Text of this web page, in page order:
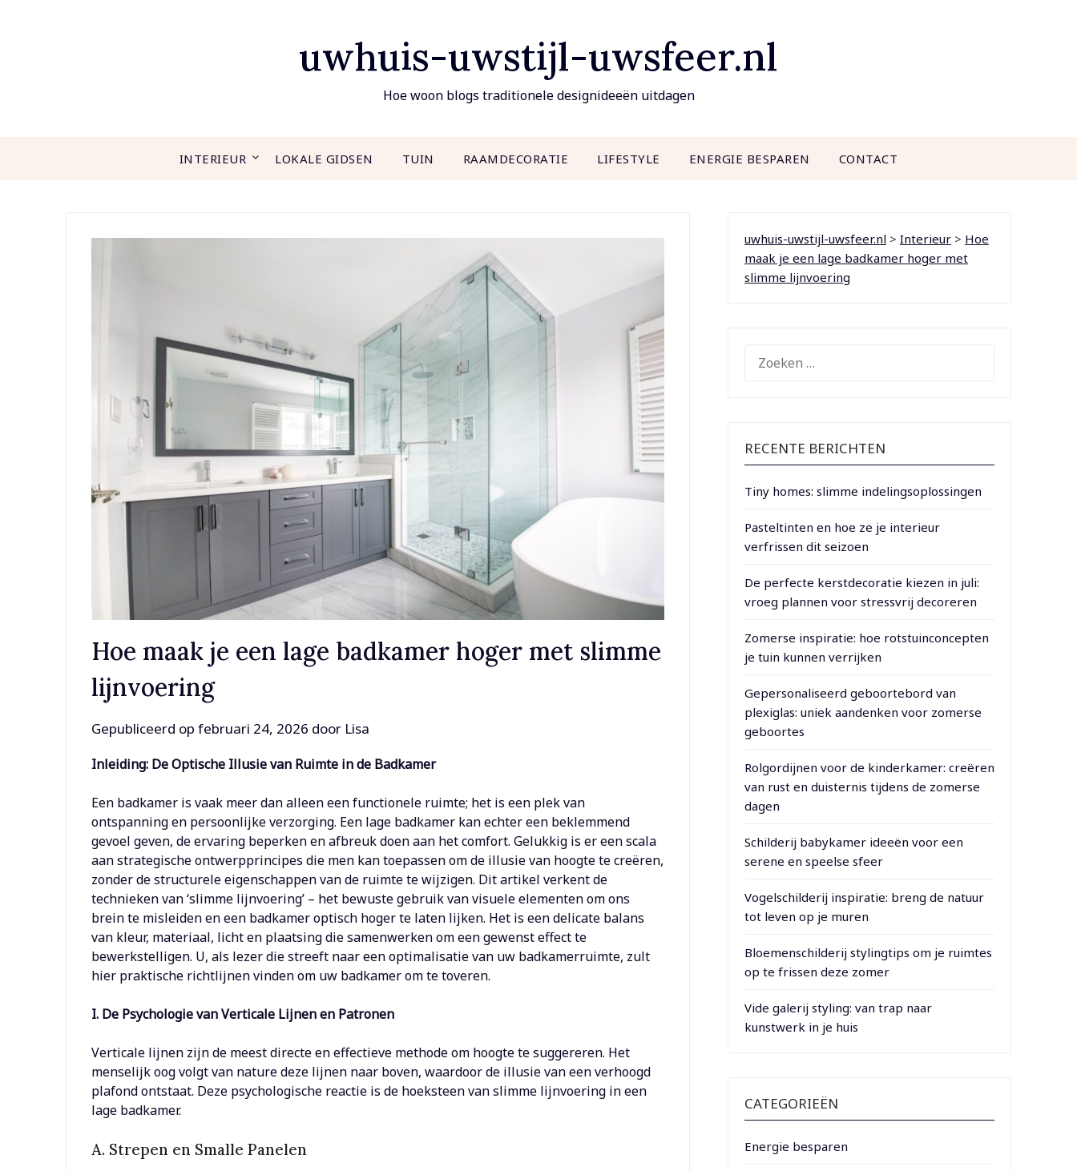
uwhuis-uwstijl-uwsfeer.nl
Hoe woon blogs traditionele designideeën uitdagen
INTERIEUR LOKALE GIDSEN TUIN RAAMDECORATIE LIFESTYLE ENERGIE BESPAREN CONTACT
Hoe maak je een lage badkamer hoger met slimme
lijnvoering
Gepubliceerd opfebruari 24, 2026 door Lisa
Inleiding: De Optische Illusie van Ruimte in de Badkamer
Een badkamer is vaak meer dan alleen een functionele ruimte; het is een plek van
ontspanning en persoonlijke verzorging. Een lage badkamer kan echter een beklemmend
gevoel geven, de ervaring beperken en afbreuk doen aan het comfort. Gelukkig is er een scala
aan strategische ontwerpprincipes die men kan toepassen om de illusie van hoogte te creëren,
zonder de structurele eigenschappen van de ruimte te wijzigen. Dit artikel verkent de
technieken van ‘slimme lijnvoering’ – het bewuste gebruik van visuele elementen om ons
brein te misleiden en een badkamer optisch hoger te laten lijken. Het is een delicate balans
van kleur, materiaal, licht en plaatsing die samenwerken om een gewenst effect te
bewerkstelligen. U, als lezer die streeft naar een optimalisatie van uw badkamerruimte, zult
hier praktische richtlijnen vinden om uw badkamer om te toveren.
I. De Psychologie van Verticale Lijnen en Patronen
Verticale lijnen zijn de meest directe en effectieve methode om hoogte te suggereren. Het
menselijk oog volgt van nature deze lijnen naar boven, waardoor de illusie van een verhoogd
plafond ontstaat. Deze psychologische reactie is de hoeksteen van slimme lijnvoering in een
lage badkamer.
A. Strepen en Smalle Panelen
uwhuis-uwstijl-uwsfeer.nl> Interieur> Hoe
maak je een lage badkamer hoger met
slimme lijnvoering
NAAR:
RECENTE BERICHTEN
Tiny homes: slimme indelingsoplossingen
Pasteltinten en hoe ze je interieur
verfrissen dit seizoen
De perfecte kerstdecoratie kiezen in juli:
vroeg plannen voor stressvrij decoreren
Zomerse inspiratie: hoe rotstuinconcepten
je tuin kunnen verrijken
Gepersonaliseerd geboortebord van
plexiglas: uniek aandenken voor zomerse
geboortes
Rolgordijnen voor de kinderkamer: creëren
van rust en duisternis tijdens de zomerse
dagen
Schilderij babykamer ideeën voor een
serene en speelse sfeer
Vogelschilderij inspiratie: breng de natuur
tot leven op je muren
Bloemenschilderij stylingtips om je ruimtes
op te frissen deze zomer
Vide galerij styling: van trap naar
kunstwerk in je huis
CATEGORIEËN
Energie besparen